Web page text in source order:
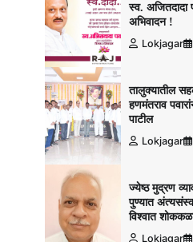
स्व. अजितदादा
अभिवादन !
Lokjagar
तालुक्यातील
हणमंतराव
पाटील
Lokjagar
ज्येष्ठ मुद्रण
पुण्यात
विश्‍वात
Lokjagar